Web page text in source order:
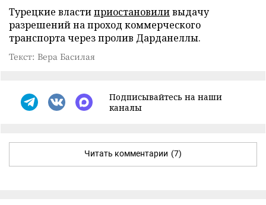
Турецкие властиприостановиливыдачу
разрешений на проход коммерческого
транспорта через пролив Дарданеллы.
Текст: Вера Басилая
Подписывайтесь на наши
каналы
Читать комментарии (7)